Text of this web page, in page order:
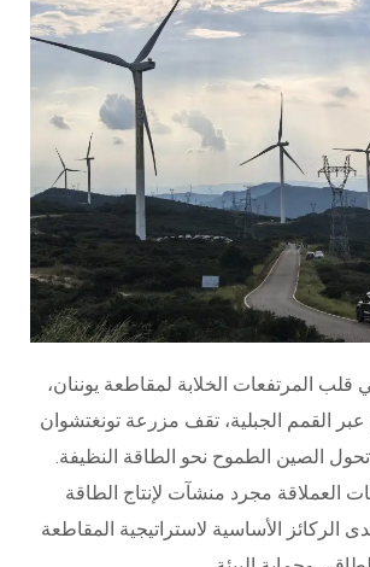
قلب المرتفعات الخلابة لمقاطعة يوننان،
القمم الجبلية، تقف مزرعة تونغتشوان
الصين الطموح نحو الطاقة النظيفة.
العملاقة مجرد منشآت لإنتاج الطاقة
الأساسية لاستراتيجية المقاطعة